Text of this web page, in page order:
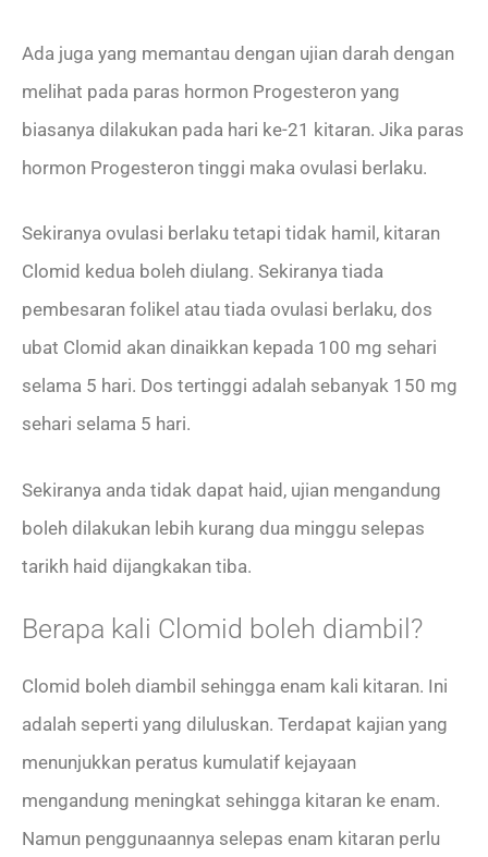
Ada juga yang memantau dengan ujian darah dengan
melihat pada paras hormon Progesteron yang
biasanya dilakukan pada hari ke-21 kitaran. Jika paras
hormon Progesteron tinggi maka ovulasi berlaku.
Sekiranya ovulasi berlaku tetapi tidak hamil, kitaran
Clomid kedua boleh diulang. Sekiranya tiada
pembesaran folikel atau tiada ovulasi berlaku, dos
ubat Clomid akan dinaikkan kepada 100 mg sehari
selama 5 hari. Dos tertinggi adalah sebanyak 150 mg
sehari selama 5 hari.
Sekiranya anda tidak dapat haid, ujian mengandung
boleh dilakukan lebih kurang dua minggu selepas
tarikh haid dijangkakan tiba.
Berapa kali Clomid boleh diambil?
Clomid boleh diambil sehingga enam kali kitaran. Ini
adalah seperti yang diluluskan. Terdapat kajian yang
menunjukkan peratus kumulatif kejayaan
mengandung meningkat sehingga kitaran ke enam.
Namun penggunaannya selepas enam kitaran perlu